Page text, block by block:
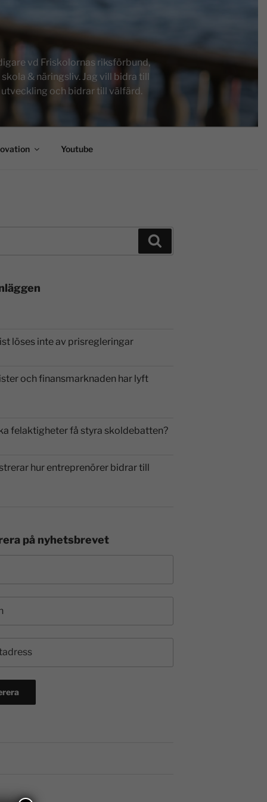
vd Friskolornas riksförbund,
& näringsliv. Jag vill bidra till
och bidrar till välfärd.
Youtube
löses inte av prisregleringar
och finansmarknaden har lyft
felaktigheter få styra skoldebatten?
hur entreprenörer bidrar till
på nyhetsbrevet